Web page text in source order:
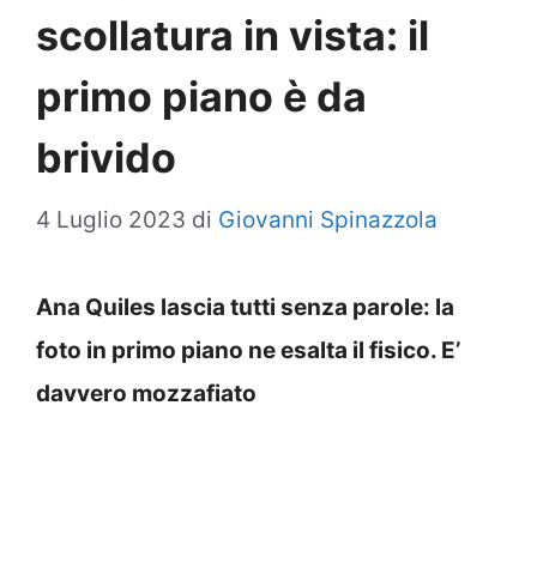
scollatura in vista: il
primo piano è da
brivido
4 Luglio 2023 di Giovanni Spinazzola
Ana Quiles lascia tutti senza parole: la
foto in primo piano ne esalta il fisico. E’
davvero mozzafiato